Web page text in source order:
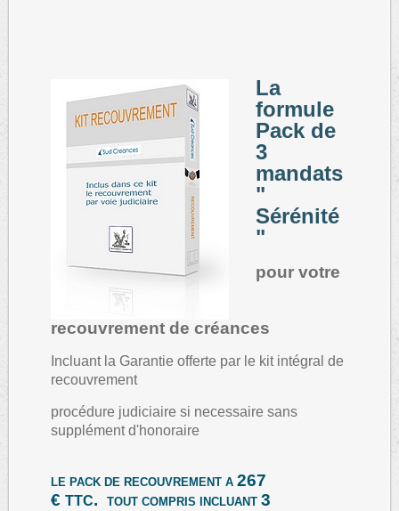
La
formule
Pack de
3
mandats
"
Sérénité
"
pour votre
recouvrement de créances
Incluant la Garantie offerte par le kit intégral de
recouvrement
procédure judiciaire si necessaire sans
supplément d'honoraire
LE PACK DE RECOUVREMENT A 267
€ TTC. TOUT COMPRIS INCLUANT 3